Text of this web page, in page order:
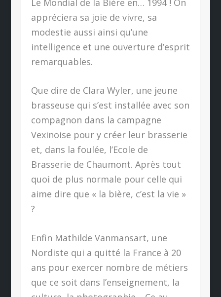
appréciera sa joie de vivre, sa
modestie aussi ainsi qu’une
intelligence et une ouverture d’esprit
remarquables.
Que dire de Clara Wyler, une jeune
brasseuse qui s’est installée avec son
compagnon dans la campagne
Vexinoise pour y créer leur brasserie
et, dans la foulée, l’Ecole de
Brasserie de Chaumont. Après tout
quoi de plus normale pour celle qui
aime dire que « la bière, c’est la vie »
?
Enfin Mathilde Vanmansart, une
Nordiste qui a quitté la France à 20
ans pour exercer nombre de métiers
que ce soit dans l’enseignement, la